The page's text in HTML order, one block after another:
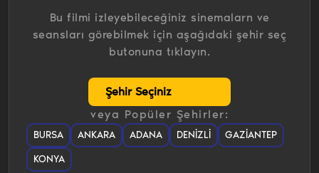
Bu filmi izleyebileceğiniz sinemalarn ve
seansları görebilmek için aşağıdaki şehir seç
butonuna tıklayın.
veya Popüler Şehirler:
BURSA ANKARA ADANA DENIZLI
GAZIANTEP
KONYA